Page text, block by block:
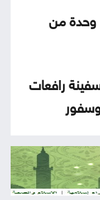
وحدة من
رافعات
الذي
بريف دمشق